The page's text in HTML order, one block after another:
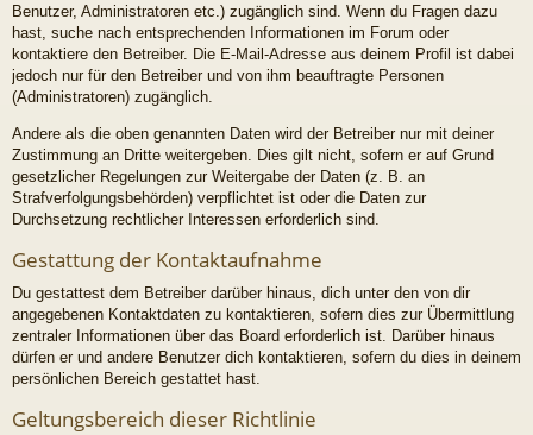
Benutzer, Administratoren etc.) zugänglich sind. Wenn du Fragen dazu
hast, suche nach entsprechenden Informationen im Forum oder
kontaktiere den Betreiber. Die E-Mail-Adresse aus deinem Profil ist dabei
jedoch nur für den Betreiber und von ihm beauftragte Personen
(Administratoren) zugänglich.
Andere als die oben genannten Daten wird der Betreiber nur mit deiner
Zustimmung an Dritte weitergeben. Dies gilt nicht, sofern er auf Grund
gesetzlicher Regelungen zur Weitergabe der Daten (z. B. an
Strafverfolgungsbehörden) verpflichtet ist oder die Daten zur
Durchsetzung rechtlicher Interessen erforderlich sind.
Gestattung der Kontaktaufnahme
Du gestattest dem Betreiber darüber hinaus, dich unter den von dir
angegebenen Kontaktdaten zu kontaktieren, sofern dies zur Übermittlung
zentraler Informationen über das Board erforderlich ist. Darüber hinaus
dürfen er und andere Benutzer dich kontaktieren, sofern du dies in deinem
persönlichen Bereich gestattet hast.
Geltungsbereich dieser Richtlinie